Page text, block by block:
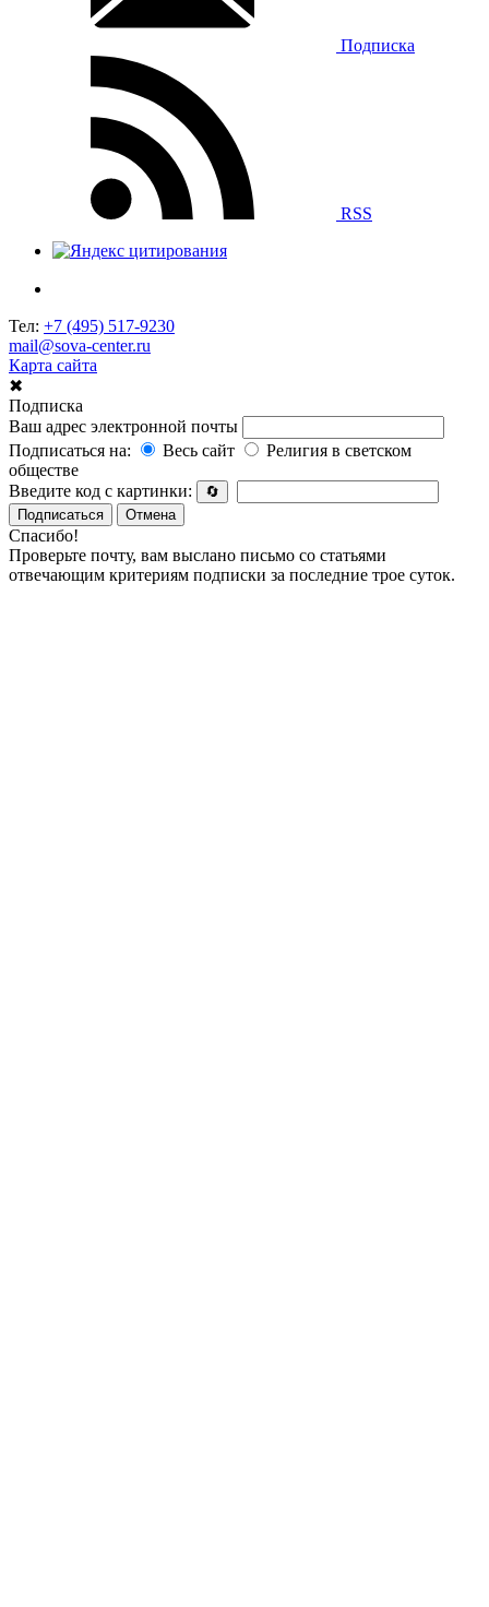
Подписка
RSS
Тел: +7 (495) 517-9230
mail@sova-center.ru
Карта сайта
✖
Подписка
Ваш адрес электронной почты
Подписаться на:
Весь сайт
Религия в светском
обществе
Введите код с картинки:
🔄
Подписаться
Отмена
Спасибо!
Проверьте почту, вам выслано письмо со статьями
отвечающим критериям подписки за последние трое суток.